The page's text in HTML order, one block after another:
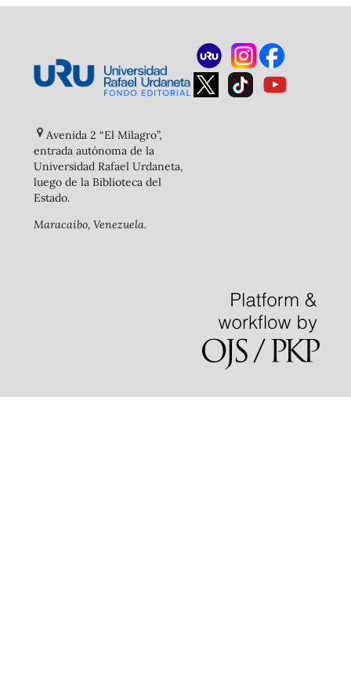
Avenida 2 “El Milagro”,
entrada autónoma de la
Universidad Rafael Urdaneta,
luego de la Biblioteca del
Estado.
Maracaibo, Venezuela.